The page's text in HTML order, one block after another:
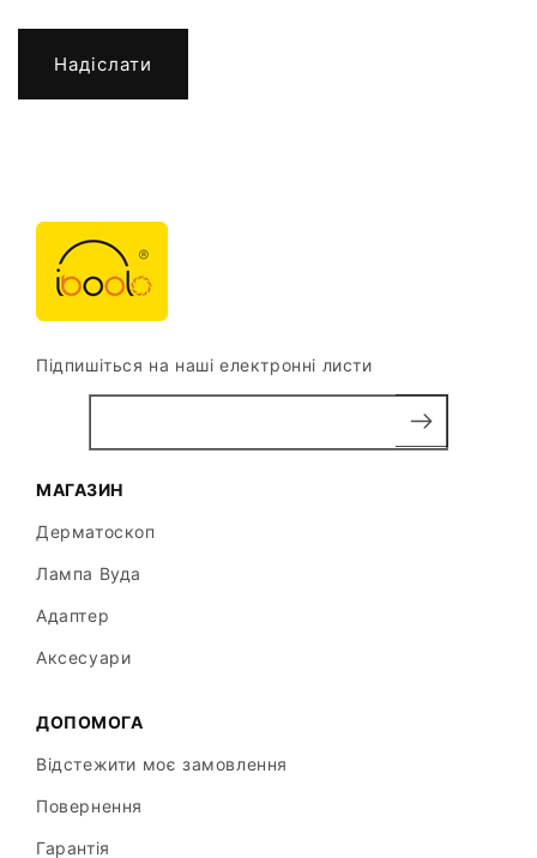
Надіслати
Підпишіться на наші електронні листи
МАГАЗИН
Дерматоскоп
Лампа Вуда
Адаптер
Аксесуари
ДОПОМОГА
Відстежити моє замовлення
Повернення
Гарантія